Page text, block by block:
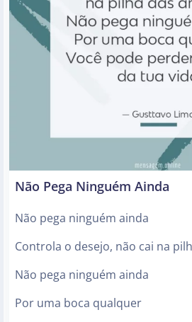
Não Pega Ninguém Ainda
Não pega ninguém ainda
Controla o desejo, não cai na
Não pega ninguém ainda
Por uma boca qualquer